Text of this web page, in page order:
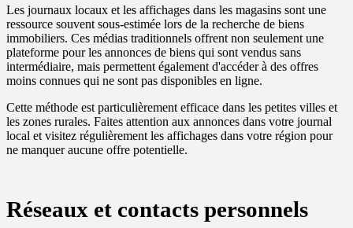
Les journaux locaux et les affichages dans les magasins sont une
ressource souvent sous-estimée lors de la recherche de biens
immobiliers. Ces médias traditionnels offrent non seulement une
plateforme pour les annonces de biens qui sont vendus sans
intermédiaire, mais permettent également d'accéder à des offres
moins connues qui ne sont pas disponibles en ligne.
Cette méthode est particulièrement efficace dans les petites villes et
les zones rurales. Faites attention aux annonces dans votre journal
local et visitez régulièrement les affichages dans votre région pour
ne manquer aucune offre potentielle.
Réseaux et contacts personnels